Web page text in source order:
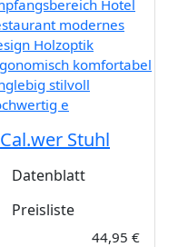
Cal.wer Stuhl
Datenblatt
Preisliste
44,95 €